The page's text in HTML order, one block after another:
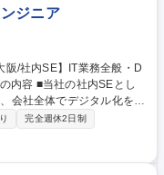
ジニア
会社全体でデジタル化を積
＞
のDXを担当予定） ◎シス
用管理 ◎ITインフラ(サーバ
運用管理※開発作業は外注
完全週休2日制